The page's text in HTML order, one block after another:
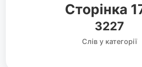
Сторінка
3227
Слів у категорії